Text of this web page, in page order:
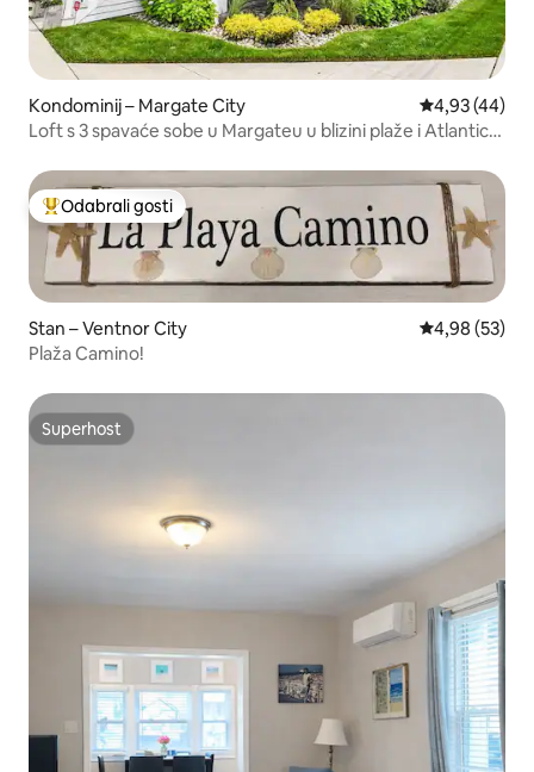
Kondominij – Margate City Prosječna
4,93 (44)
Loft s 3 spavaće sobe u Margateu u blizini plaže i Atlantic
Među najviše rangiranima s oznakom „Odabrali gosti”
Odabrali gosti
Stan – Ventnor City Prosječna
4,98 (53)
Plaža Camino!
Superhost
Superhost